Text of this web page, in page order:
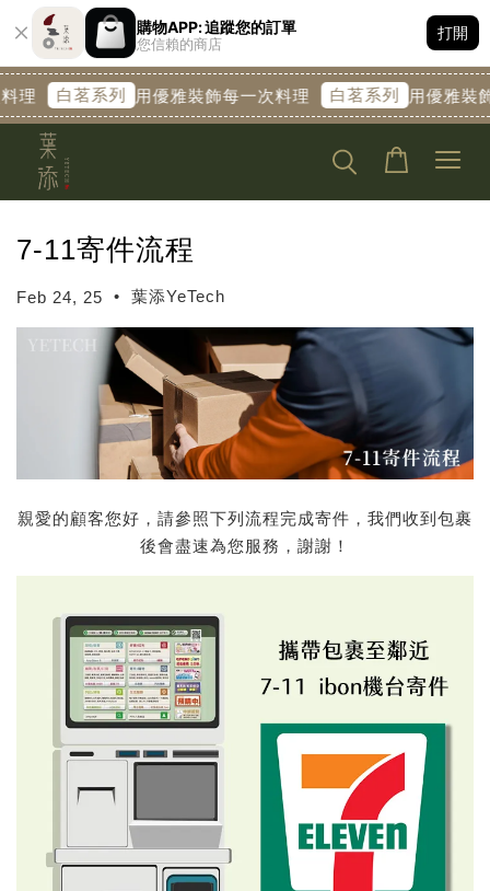
購物APP: 追蹤您的訂單
您信賴的商店
打開
理 白茗系列 用優雅裝飾每一次料理 白茗系列 用優雅裝飾
7-11寄件流程
Feb 24, 25 • 葉添YeTech
親愛的顧客您好，請參照下列流程完成寄件，我們收到包裹
後會盡速為您服務，謝謝！